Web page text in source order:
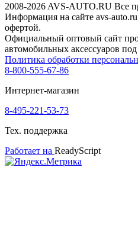
2008-2026 AVS-AUTO.RU Все
Информация на сайте avs-
офертой.
Официальный оптовый сайт
автомобильных аксессуаров
Политика обработки
8-800-555-67-86
Интернет-магазин
8-495-221-53-73
Тех. поддержка
Работает на ReadyScript